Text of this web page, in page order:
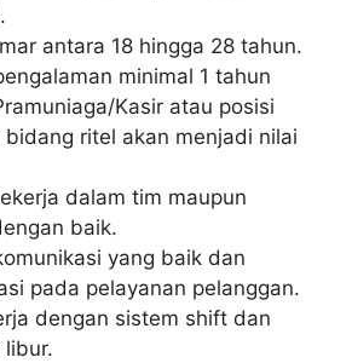
antara 18 hingga 28 tahun.
minimal 1 tahun
Kasir atau posisi
bidang ritel akan menjadi nilai
dalam tim maupun
baik.
yang baik dan
pada pelayanan pelanggan.
dengan sistem shift dan
libur.